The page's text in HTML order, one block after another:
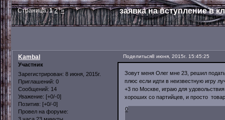
заявка на вступление в
Страница:1 2 »
Поделиться8 июня, 2015г. 15:45:25
Kambal
Участник
Зарегистрирован: 8 июня, 2015г.
Приглашений: 0
Сообщений: 14
Уважение: [+0/-0]
Позитив: [+0/-0]
Провел на форуме:
Зовут меня Олег мне 23, решил
плюс если идти в неизвестную игру
+3 по Москве, играю для
хороших со партийцев, и просто
0